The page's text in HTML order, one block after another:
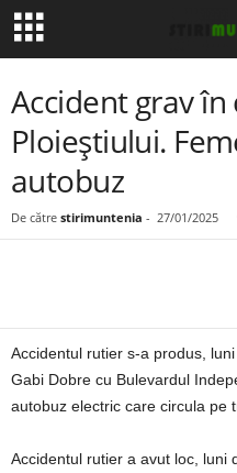
Accident grav
Ploieștiului.
autobuz
De către stirimuntenia - 27/01/2025
Accidentul rutier s-a produs,
Gabi Dobre cu Bulevardul
autobuz electric care circula pe
Accidentul rutier a avut loc, luni